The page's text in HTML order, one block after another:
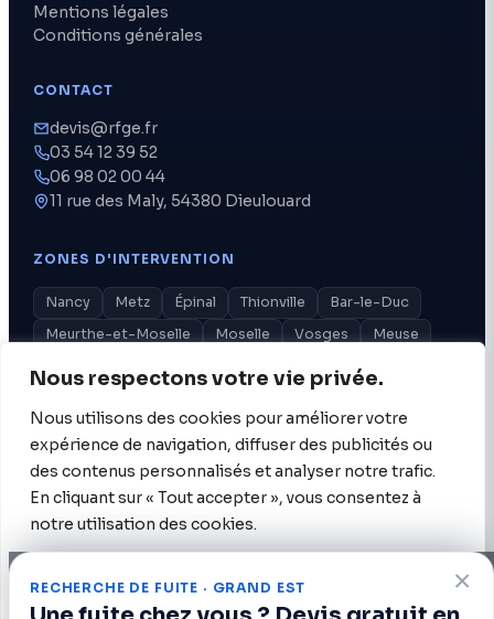
Nous respectons votre vie privée.
Nous utilisons des cookies pour améliorer votre
expérience de navigation, diffuser des publicités ou
des contenus personnalisés et analyser notre trafic.
En cliquant sur « Tout accepter », vous consentez à
notre utilisation des cookies.
Personnaliser Tout rejeter
RFGE
Mentions légales
Conditions générales
CONTACT
devis@rfge.fr
03 54 12 39 52
06 98 02 00 44
11 rue des Maly, 54380 Dieulouard
ZONES D'INTERVENTION
Nancy Metz Épinal Thionville
Bar-le-Duc
Meurthe-et-Moselle
Moselle Vosges
Meuse
© 2026 RFGE · Recherche de Fuite Grand Est. Tous droits
réservés.
SIRET 920 390 374 00022 · RCS Nancy · TVA FR77 920 390
374 · Marque déposée
Appeler Devis Assistant
×
RECHERCHE DE FUITE · GRAND EST